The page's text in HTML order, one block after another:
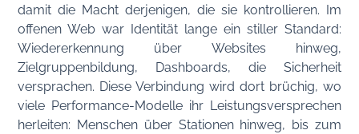
damit die Macht derjenigen, die sie kontrollieren. Im
offenen Web war Identität lange ein stiller Standard:
Wiedererkennung über Websites hinweg,
Zielgruppenbildung, Dashboards, die Sicherheit
versprachen. Diese Verbindung wird dort brüchig, wo
viele Performance-Modelle ihr Leistungsversprechen
herleiten: Menschen über Stationen hinweg, bis zum